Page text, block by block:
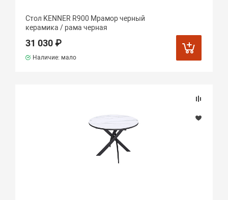
Стол KENNER R900 Мрамор черный
керамика / рама черная
31 030 ₽
Наличие: мало